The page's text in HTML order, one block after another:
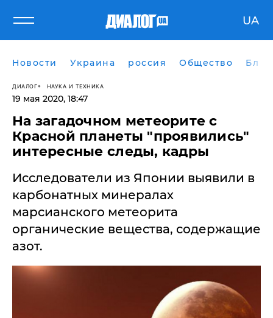
UA
Новости Украина россия Общество
ДИАЛОГ НАУКА И ТЕХНИКА
19 мая 2020, 18:47
На загадочном метеорите с
Красной планеты "проявились"
интересные следы, кадры
Исследователи из Японии выявили в
карбонатных минералах
марсианского метеорита
органические вещества, содержащие
азот.